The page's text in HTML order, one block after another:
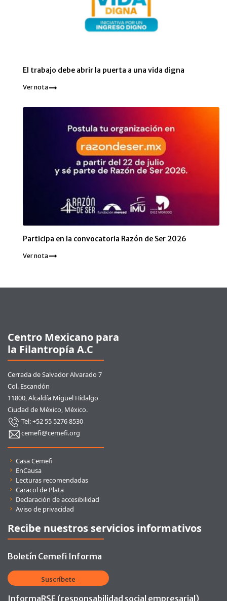
El trabajo debe abrir la puerta a una vida digna
Ver nota
Participa en la convocatoria Razón de Ser 2026
Ver nota
Centro Mexicano para
la Filantropía A.C
Cerrada de Salvador Alvarado 7
Col. Escandón
11800, Alcaldía Miguel Hidalgo
Ciudad de México, México.
Tel: +52 55 5276 8530
cemefi@cemefi.org
Casa Cemefi
EnCausa
Lecturas recomendadas
Caracol de Plata
Declaración de accesibilidad
Aviso de privacidad
Recibe nuestros servicios informativos
Boletín Cemefi Informa
Suscríbete
InformaRSE (responsabilidad social empresarial)